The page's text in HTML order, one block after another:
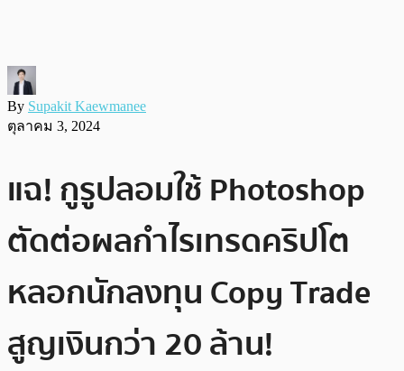
By Supakit Kaewmanee
ตุลาคม 3, 2024
แฉ! กูรูปลอมใช้ Photoshop
ตัดต่อผลกำไรเทรดคริปโต
หลอกนักลงทุน Copy Trade
สูญเงินกว่า 20 ล้าน!